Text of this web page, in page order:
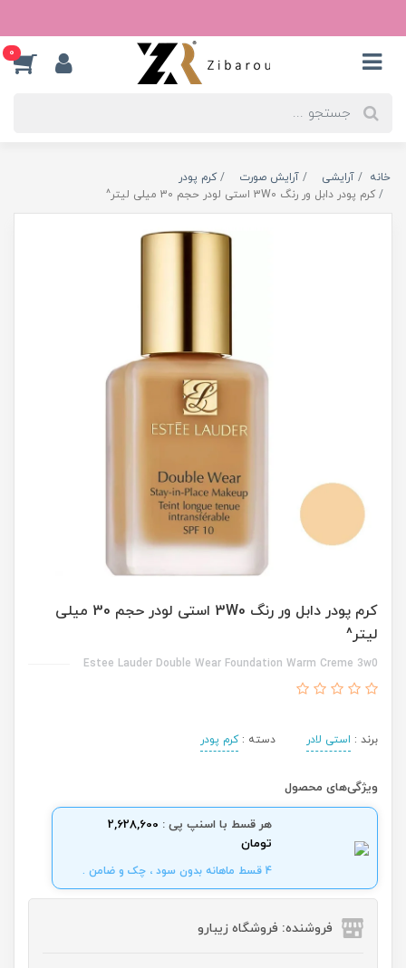
0
خانه آرایشی آرایش صورت
کرم پودر
کرم پودر دابل ور رنگ 3W0 استی لودر حجم 30 میلی لیتر^
کرم پودر دابل ور رنگ 3W0 استی لودر حجم 30 میلی
لیتر^
Estee Lauder Double Wear Foundation Warm Creme 3w0
برند : استی لادر دسته :کرم پودر
ویژگی‌های محصول
هر قسط با اسنپ پی : 2,628,600
تومان
4 قسط ماهانه بدون سود ، چک و ضامن .
فروشنده: فروشگاه زیبارو